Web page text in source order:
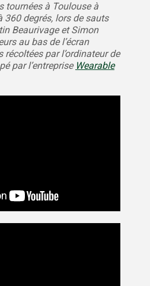
tournées à Toulouse à
360 degrés, lors de sauts
Beaurivage et Simon
au bas de l’écran
par l’ordinateur de
par l’entreprise Wearable